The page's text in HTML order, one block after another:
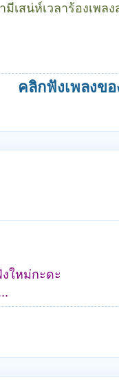
เสน่ห์เวลาร้องเพล
คลิกฟังเพลงขอ
ใหม่กะดะ